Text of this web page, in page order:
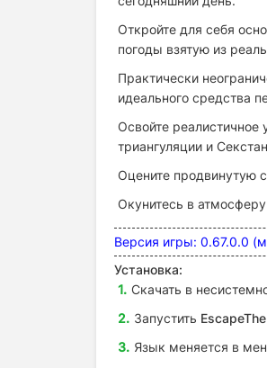
Откройте для себя
погоды взятую из
Практически
идеального средства
Освойте
триангуляции и
Оцените продвинутую
Окунитесь в
Версия игры: 0.67.0.0
Установка:
Скачать в
Запустить
Язык меняется в